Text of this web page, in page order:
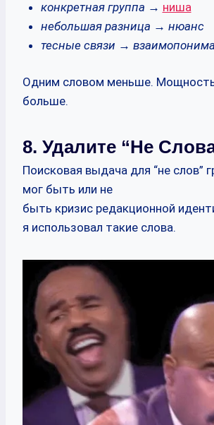
конкретная группа → ниша
небольшая разница → нюанс
тесные связи →
Одним словом меньше.
больше.
8. Удалите “не
Поисковая выдача для “не слов”
мог быть или не
быть кризис редакционной
я использовал такие слова.